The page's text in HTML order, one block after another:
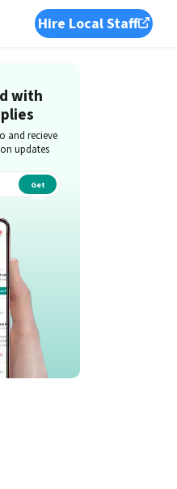
Hire Local Staff
with
and recieve
updates
Get
app